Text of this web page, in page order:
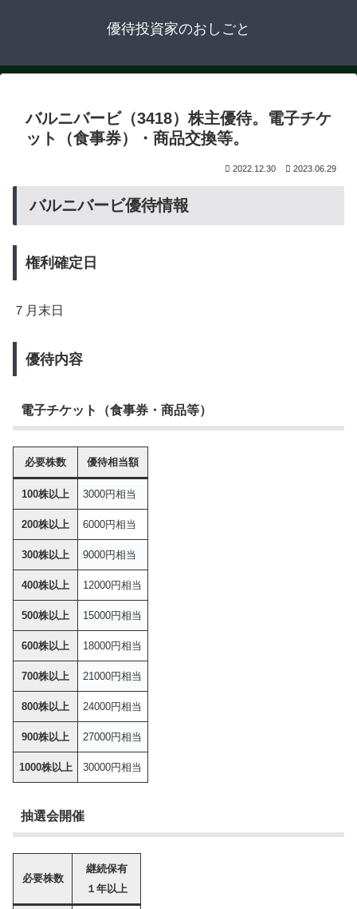
優待投資家のおしごと
バルニバービ（3418）株主優待。電子チケ
ット（食事券）・商品交換等。
2022.12.30 2023.06.29
バルニバービ優待情報
権利確定日
７月末日
優待内容
電子チケット（食事券・商品等）
必要株数 優待相当額
100株以上 3000円相当
200株以上 6000円相当
300株以上 9000円相当
400株以上 12000円相当
500株以上 15000円相当
600株以上 18000円相当
700株以上 21000円相当
800株以上 24000円相当
900株以上 27000円相当
1000株以上 30000円相当
抽選会開催
必要株数
継続保有
１年以上